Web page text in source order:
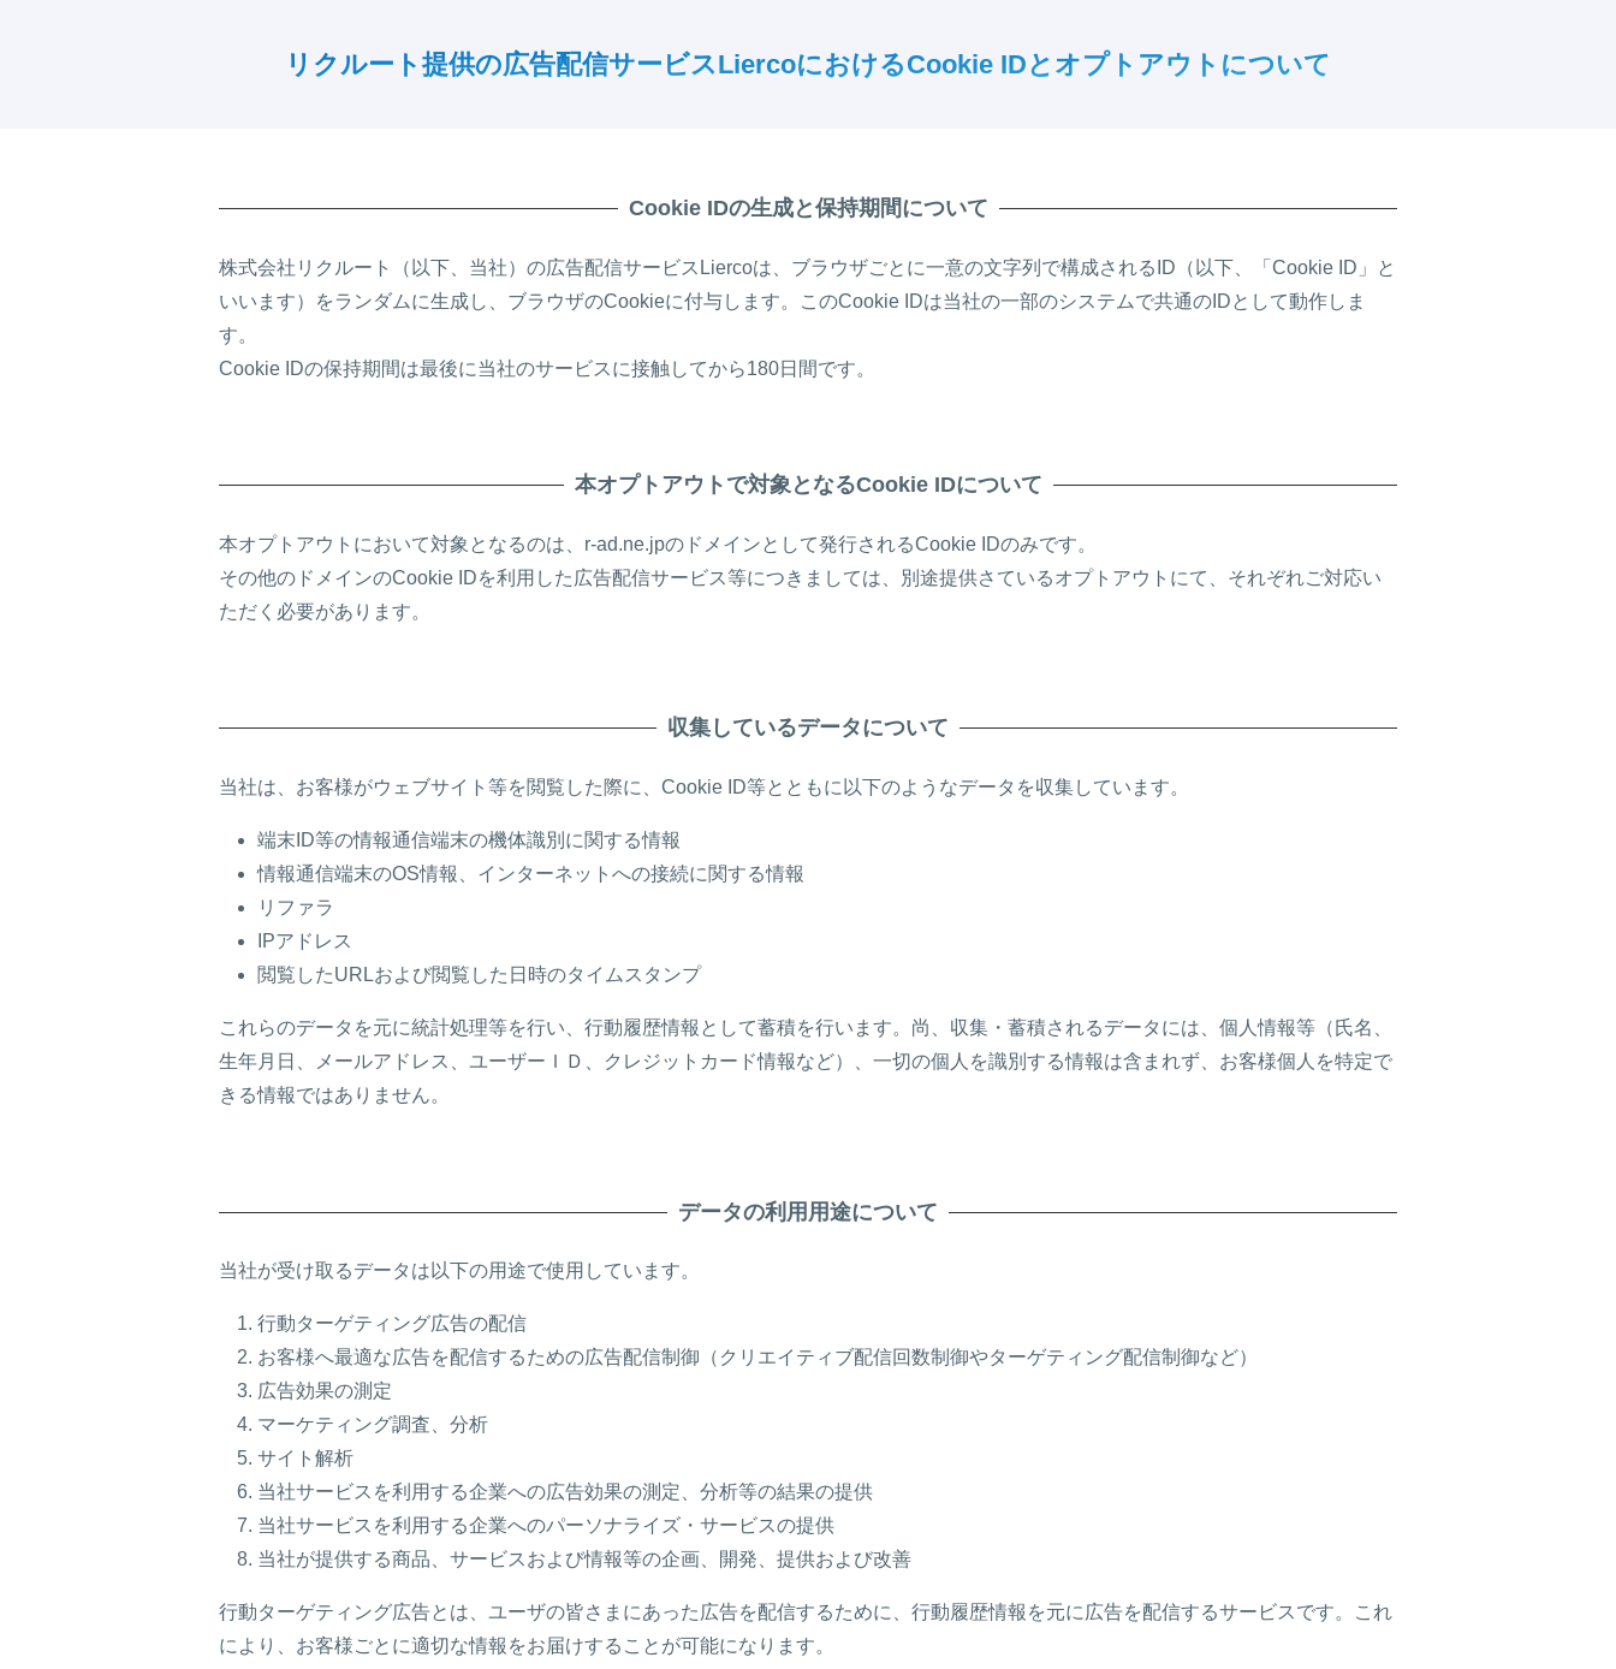
リクルート提供の広告配信サービスLiercoにおけるCookie IDとオプトアウトについて
Cookie IDの生成と保持期間について
株式会社リクルート（以下、当社）の広告配信サービスLiercoは、ブラウザごとに一意の文字列で構成されるID（以下、「Cookie ID」と
いいます）をランダムに生成し、ブラウザのCookieに付与します。このCookie IDは当社の一部のシステムで共通のIDとして動作しま
す。
Cookie IDの保持期間は最後に当社のサービスに接触してから180日間です。
本オプトアウトで対象となるCookie IDについて
本オプトアウトにおいて対象となるのは、r-ad.ne.jpのドメインとして発行されるCookie IDのみです。
その他のドメインのCookie IDを利用した広告配信サービス等につきましては、別途提供さているオプトアウトにて、それぞれご対応い
ただく必要があります。
収集しているデータについて
当社は、お客様がウェブサイト等を閲覧した際に、Cookie ID等とともに以下のようなデータを収集しています。
端末ID等の情報通信端末の機体識別に関する情報
情報通信端末のOS情報、インターネットへの接続に関する情報
リファラ
IPアドレス
閲覧したURLおよび閲覧した日時のタイムスタンプ
これらのデータを元に統計処理等を行い、行動履歴情報として蓄積を行います。尚、収集・蓄積されるデータには、個人情報等（氏名、
生年月日、メールアドレス、ユーザーＩＤ、クレジットカード情報など）、一切の個人を識別する情報は含まれず、お客様個人を特定で
きる情報ではありません。
データの利用用途について
当社が受け取るデータは以下の用途で使用しています。
行動ターゲティング広告の配信
お客様へ最適な広告を配信するための広告配信制御（クリエイティブ配信回数制御やターゲティング配信制御など）
広告効果の測定
マーケティング調査、分析
サイト解析
当社サービスを利用する企業への広告効果の測定、分析等の結果の提供
当社サービスを利用する企業へのパーソナライズ・サービスの提供
当社が提供する商品、サービスおよび情報等の企画、開発、提供および改善
行動ターゲティング広告とは、ユーザの皆さまにあった広告を配信するために、行動履歴情報を元に広告を配信するサービスです。これ
により、お客様ごとに適切な情報をお届けすることが可能になります。